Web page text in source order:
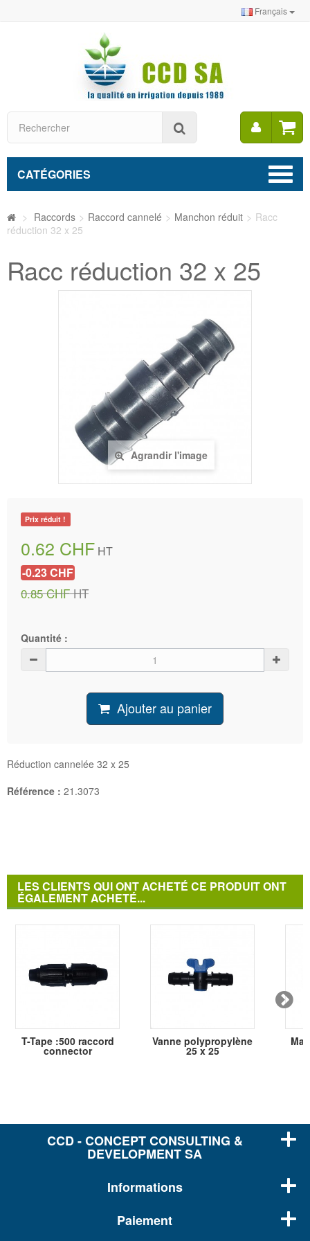
Français
Mon
CATÉGORIES
> Raccords > Raccord cannelé > Manchon réduit > Racc
réduction 32 x 25
Racc réduction 32 x 25
Agrandir l'image
Prix réduit !
0.62 CHF HT
-0.23 CHF
0.85 CHFHT
Quantité :
Ajouter au panier
Réduction cannelée 32 x 25
Référence : 21.3073
LES CLIENTS QUI ONT ACHETÉ CE PRODUIT ONT
ÉGALEMENT ACHETÉ...
T-Tape :500 raccord
connector
Vanne polypropylène
25 x 25
CCD - CONCEPT CONSULTING &
DEVELOPMENT SA
Informations
Paiement